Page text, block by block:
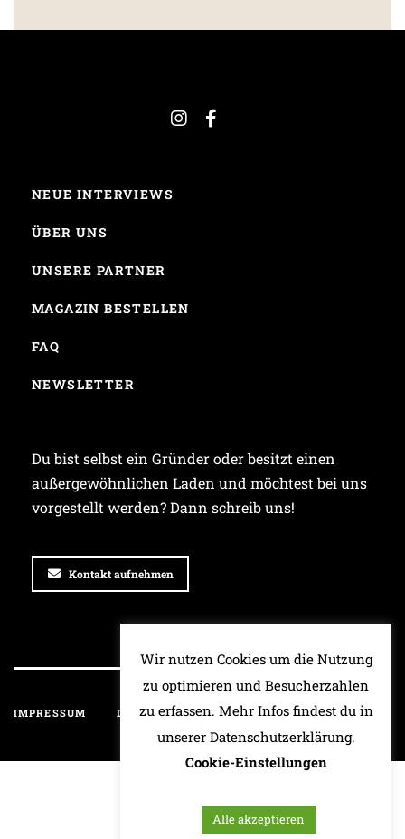
NEUE INTERVIEWS
ÜBER UNS
UNSERE PARTNER
MAGAZIN BESTELLEN
FAQ
NEWSLETTER
Du bist selbst ein Gründer oder besitzt einen
außergewöhnlichen Laden und möchtest bei uns
vorgestellt werden? Dann schreib uns!
Kontakt aufnehmen
IMPRESSUM DATENSCHUTZ HAFTUNGSAUSSCHLUSS
Wir nutzen Cookies um die Nutzung
zu optimieren und Besucherzahlen
zu erfassen. Mehr Infos findest du in
unserer Datenschutzerklärung.
Cookie-Einstellungen
Alle akzeptieren